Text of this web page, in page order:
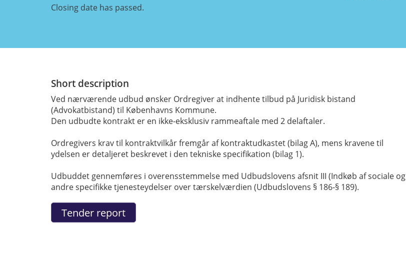
Closing date has passed.
Short description
Ved nærværende udbud ønsker Ordregiver at indhente tilbud på Juridisk bistand
(Advokatbistand) til Københavns Kommune.
Den udbudte kontrakt er en ikke-eksklusiv rammeaftale med 2 delaftaler.
Ordregivers krav til kontraktvilkår fremgår af kontraktudkastet (bilag A), mens kravene til
ydelsen er detaljeret beskrevet i den tekniske specifikation (bilag 1).
Udbuddet gennemføres i overensstemmelse med Udbudslovens afsnit III (Indkøb af sociale og
andre specifikke tjenesteydelser over tærskelværdien (Udbudslovens § 186-§ 189).